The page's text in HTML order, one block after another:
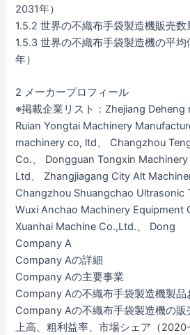
2031年）
1.5.2 世界の不織布手袋製造機販売
1.5.3 世界の不織布手袋製造機の平
年）
2 メーカープロフィール
※掲載企業リスト：Zhejiang Deheng
Ruian Yongtai Machinery
machinery co, ltd、 Changzhou
Co.、 Dongguan Tongxin
Ltd、 Zhangjiagang City Alt
Changzhou Shuangchao Ultrasonic
Wuxi Anchao Machinery Equipment
Xuanhai Machine Co.,Ltd.、 Dong
Company A
Company Aの詳細
Company Aの主要事業
Company Aの不織布手袋製造機製品
Company Aの不織布手袋製造機の
上高、粗利益率、市場シェア（